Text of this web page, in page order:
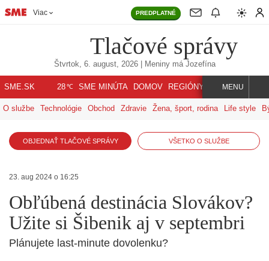
Viac PREDPLATNÉ
Tlačové správy
Štvrtok, 6. august, 2026| Meniny má Jozefína
SME.SK 28℃ SME MINÚTA DOMOV REGIÓNY INDEX SVET
MENU
O službe Technológie Obchod Zdravie Žena, šport, rodina Life style
OBJEDNAŤ TLAČOVÉ SPRÁVY VŠETKO O SLUŽBE
23. aug 2024 o 16:25
Obľúbená destinácia Slovákov?
Užite si Šibenik aj v septembri
Plánujete last-minute dovolenku?